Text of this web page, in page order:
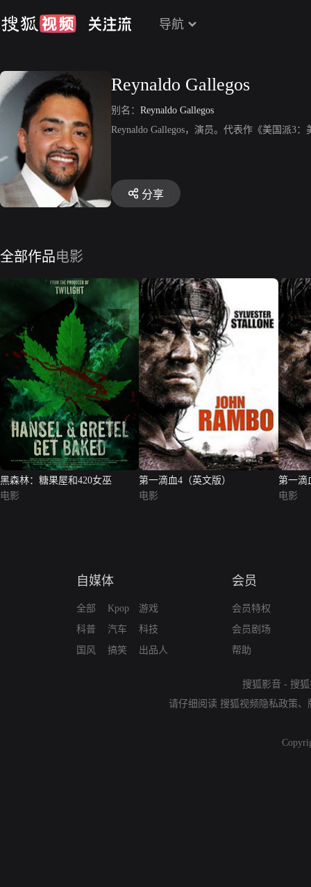
导航
Reynaldo Gallegos
别名： Reynaldo Gallegos
Reynaldo Gallegos，演员。代表作《美国派3
分享
全部作品电影
黑森林：糖果屋和420女巫
电影
第一滴血4（英文版）
电影
第一滴
电影
自媒体
全部
科普
国风
Kpop
汽车
搞笑
游戏
科技
出品人
会员
会员特权
会员剧场
帮助
搜狐影音 - 搜
请仔细阅读 搜狐视频隐私政策、